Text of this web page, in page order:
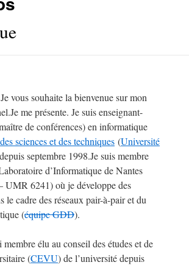
Je vous souhaite la bienvenue sur mon
me présente. Je suis enseignant-
de conférences) en informatique
sciences et des techniques (Université
septembre 1998.Je suis membre
d’Informatique de Nantes
UMR 6241) où je développe des
le cadre des réseaux pair-à-pair et du
(équipe GDD).
membre élu au conseil des études et de
(CEVU) de l’université depuis